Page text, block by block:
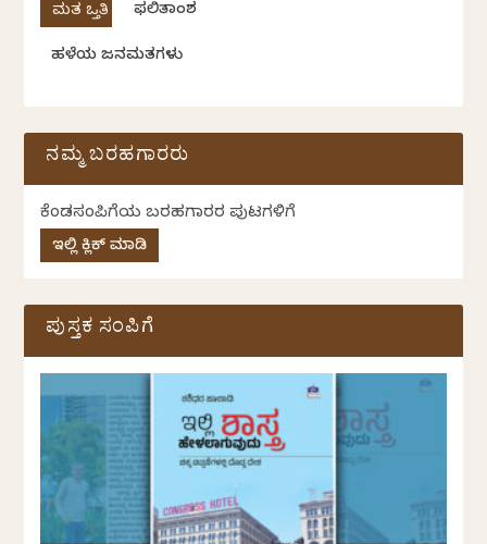
ಫಲಿತಾಂಶ
ಹಳೆಯ ಜನಮತಗಳು
ನಮ್ಮ ಬರಹಗಾರರು
ಕೆಂಡಸಂಪಿಗೆಯ ಬರಹಗಾರರ ಪುಟಗಳಿಗೆ
ಇಲ್ಲಿ ಕ್ಲಿಕ್ ಮಾಡಿ
ಪುಸ್ತಕ ಸಂಪಿಗೆ